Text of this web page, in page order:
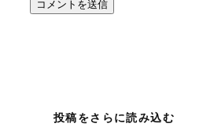
投稿をさらに読み込む